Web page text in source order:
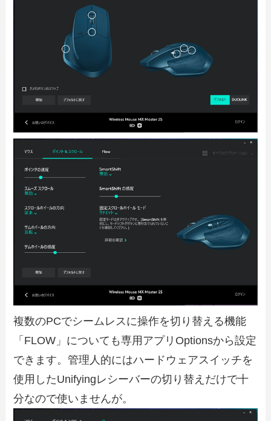
複数のPCでシームレスに操作を切り替える機能
「FLOW」についても専用アプリOptionsから設定
できます。管理人的にはハードウェアスイッチを
使用したUnifyingレシーバーの切り替えだけで十
分なので使いませんが。